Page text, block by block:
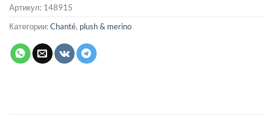
Артикул: 148915
Категории:Chanté, plush & merino